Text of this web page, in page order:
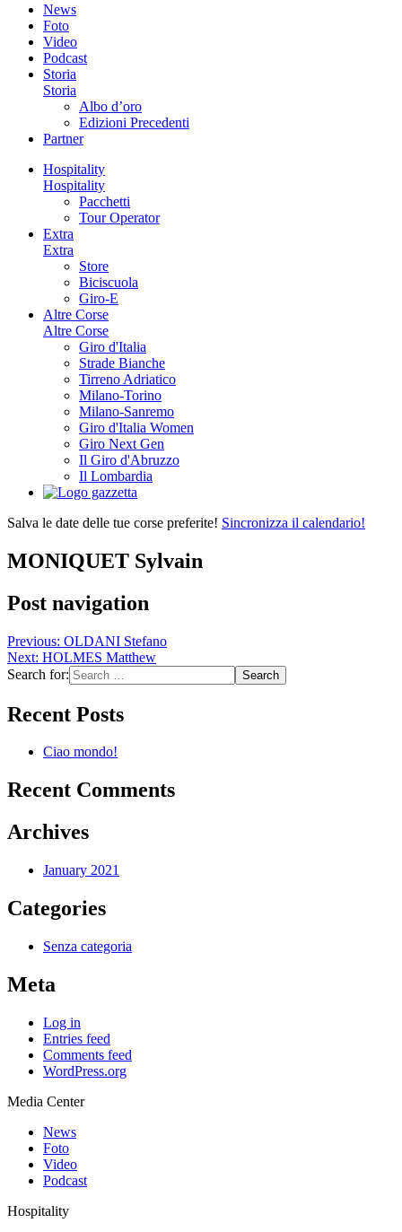
News
Foto
Video
Podcast
Storia
Storia
Albo d’oro
Edizioni Precedenti
Partner
Hospitality
Hospitality
Pacchetti
Tour Operator
Extra
Extra
Store
Biciscuola
Giro-E
Altre Corse
Altre Corse
Giro d'Italia
Strade Bianche
Tirreno Adriatico
Milano-Torino
Milano-Sanremo
Giro d'Italia Women
Giro Next Gen
Il Giro d'Abruzzo
Il Lombardia
Salva le date delle tue corse preferite! Sincronizza il calendario!
MONIQUET Sylvain
Post navigation
Previous: OLDANI Stefano
Next: HOLMES Matthew
Search for:
Recent Posts
Ciao mondo!
Recent Comments
Archives
January 2021
Categories
Senza categoria
Meta
Log in
Entries feed
Comments feed
WordPress.org
Media Center
News
Foto
Video
Podcast
Hospitality